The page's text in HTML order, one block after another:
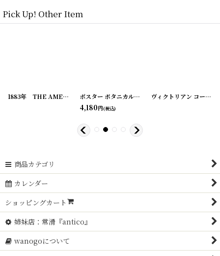
Pick Up! Other Item
[20200324-3[ 20200324-4 ]
1883年 THE AMERICAN GARDEN 農業系雑誌 20200324-5]
ポスター ボタニカル
[190117-01]
4,180円(税込)
ヴィクトリアン コーリングカード
商品カテゴリ
カレンダー
ショッピングカート
姉妹店：常滑『antico』
wanogoについて